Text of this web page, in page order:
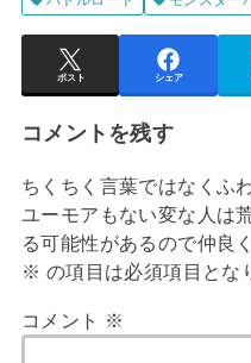
ポスト シェア
コメントを残す
ちくちく言葉ではなくふ
ユーモアもない変な人は
る可能性があるので仲良
※ の項目は必須項目とな
コメント ※